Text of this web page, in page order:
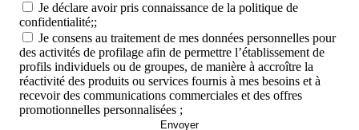
Je déclare avoir pris connaissance de la politique de
confidentialité;;
Je consens au traitement de mes données personnelles pour
des activités de profilage afin de permettre l’établissement de
profils individuels ou de groupes, de manière à accroître la
réactivité des produits ou services fournis à mes besoins et à
recevoir des communications commerciales et des offres
promotionnelles personnalisées ;